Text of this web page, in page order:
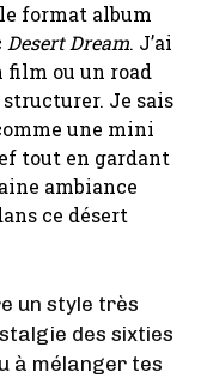
format album
Desert Dream. J’ai
film ou un road
Je sais
une mini
tout en gardant
ambiance
ce désert
un style très
des sixties
à mélanger tes